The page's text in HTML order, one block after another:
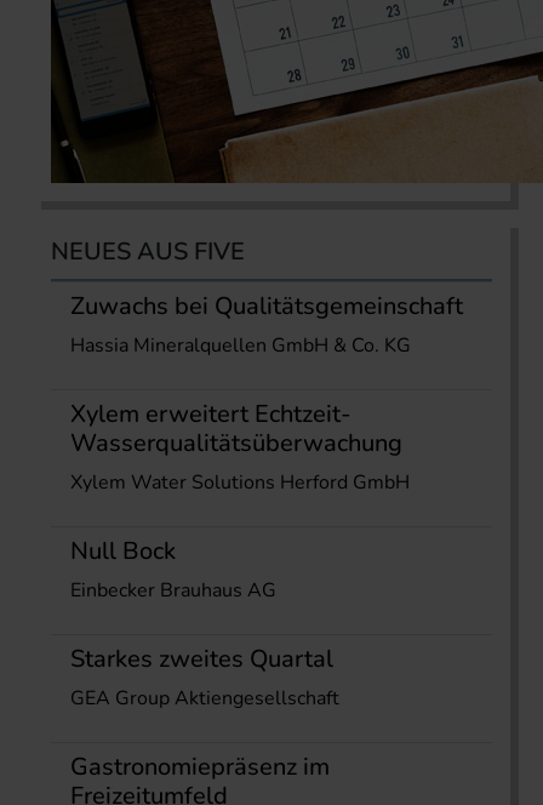
NEUES AUS FIVE
Zuwachs bei Qualitätsgemeinschaft
Hassia Mineralquellen GmbH & Co. KG
Xylem erweitert Echtzeit-
Wasserqualitätsüberwachung
Xylem Water Solutions Herford GmbH
Null Bock
Einbecker Brauhaus AG
Starkes zweites Quartal
GEA Group Aktiengesellschaft
Gastronomiepräsenz im
Freizeitumfeld